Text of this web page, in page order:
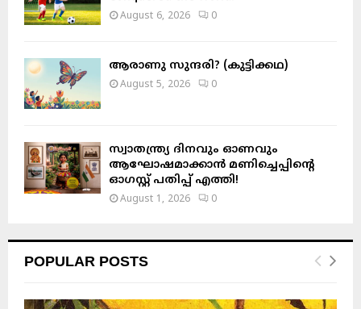
August 6, 2026 0
ആരാണു സുന്ദരി? (കുട്ടിക്കഥ)
August 5, 2026 0
സ്വാതന്ത്ര്യ ദിനവും ഓണവും
ആഘോഷമാക്കാൻ മണിച്ചെപ്പിന്റെ
ഓഗസ്റ്റ് പതിപ്പ് എത്തി!
August 1, 2026 0
POPULAR POSTS